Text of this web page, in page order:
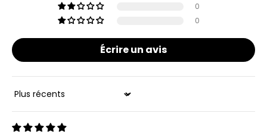
0
0
Écrire un avis
Sort by